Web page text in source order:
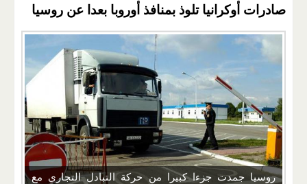
صادرات أوكرانيا تلوذ بمنافذ أوروبا بعدا عن روسيا
روسيا جمدت جزءا كبيرا من حركة التبادل التجاري مع